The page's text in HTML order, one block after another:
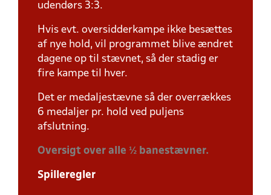
udendørs 3:3.
Hvis evt. oversidderkampe ikke besættes
af nye hold, vil programmet blive ændret
dagene op til stævnet, så der stadig er
fire kampe til hver.
Det er medaljestævne så der overrækkes
6 medaljer pr. hold ved puljens
afslutning.
Oversigt over alle ½ banestævner.
Spilleregler